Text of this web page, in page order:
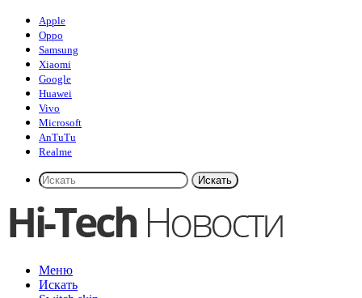
Apple
Oppo
Samsung
Xiaomi
Google
Huawei
Vivo
Microsoft
AnTuTu
Realme
Искать
Меню
Искать